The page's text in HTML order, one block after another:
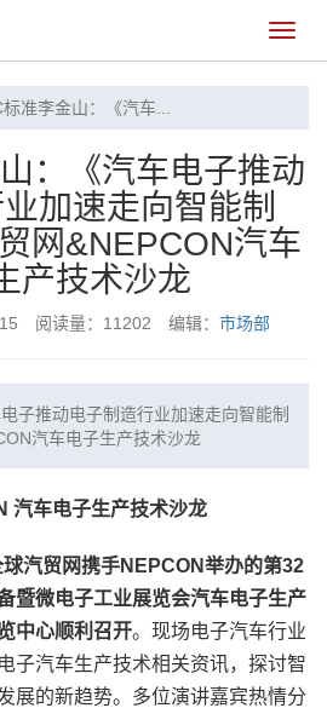
切
换
标准李金山：《汽车...
：《汽车电子推动
加速走向智能制
网&NEPCON汽车
产技术沙龙
阅读量：11202 编辑： 市场部
子推动电子制造行业加速走向智能制
汽车电子生产技术沙龙
汽车电子生产技术沙龙
汽贸网携手NEPCON举办的第32
暨微电子工业展览会汽车电子生产
中心顺利召开。现场电子汽车行业
子汽车生产技术相关资讯，探讨智
展的新趋势。多位演讲嘉宾热情分